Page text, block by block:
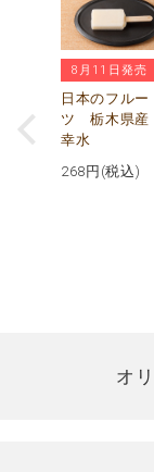
8月11日発売
日本のフルー
ツ 栃木県産
幸水
268 円(税込)
オ